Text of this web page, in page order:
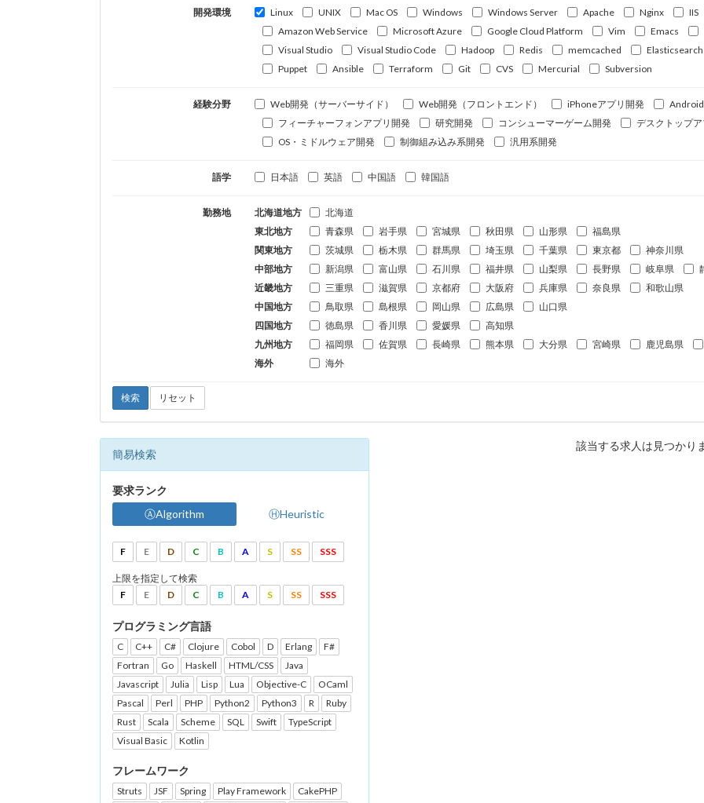
開発環境 Linux UNIX Mac OS Windows Windows Server Apache Nginx
IIS
Amazon Web Service
Microsoft Azure Google Cloud Platform Vim Emacs
Visual Studio
Visual Studio Code Hadoop Redis memcached Elasticsearch
Puppet
Ansible Terraform Git CVS Mercurial Subversion
経験分野 Web開発（サーバーサイド） Web開発（フロントエンド） iPhoneアプリ開発
フィーチャーフォンアプリ開発
研究開発 コンシューマーゲーム開発
デスクトップ
OS・ミドルウェア開発
制御組み込み系開発 汎用系開発
語学 日本語 英語 中国語 韓国語
勤務地 北海道地方
北海道
東北地方
青森県 岩手県 宮城県 秋田県 山形県
福島県
関東地方
茨城県 栃木県 群馬県 埼玉県 千葉県 東京都
神奈川県
中部地方
新潟県 富山県 石川県 福井県 山梨県 長野県 岐阜県
近畿地方
三重県 滋賀県 京都府 大阪府 兵庫県 奈良県
和歌山県
中国地方
鳥取県 島根県 岡山県 広島県
山口県
四国地方
徳島県 香川県 愛媛県
高知県
九州地方
福岡県 佐賀県 長崎県 熊本県 大分県 宮崎県 鹿児島県
海外
海外
検索 リセット
簡易検索
要求ランク
ⒶAlgorithm
ⒽHeuristic
F E D C B A S SS SSS
上限を指定して検索
F
E D C B A S SS SSS
プログラミング言語
C C++ C# Clojure Cobol D Erlang
F#
Fortran
Go Haskell HTML/CSS
Java
Javascript
Julia Lisp Lua Objective-C
OCaml
Pascal
Perl PHP Python2 Python3 R
Ruby
Rust
Scala Scheme SQL Swift
TypeScript
Visual Basic
Kotlin
フレームワーク
Struts JSF Spring Play Framework
CakePHP
該当する求人は見つかり